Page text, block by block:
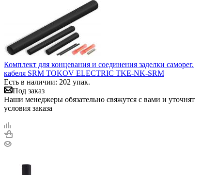
Комплект для концевания и соединения заделки саморег.
кабеля SRM TOKOV ELECTRIC TKE-NK-SRM
Есть в наличии: 202 упак.
Под заказ
Наши менеджеры обязательно свяжутся с вами и уточнят
условия заказа